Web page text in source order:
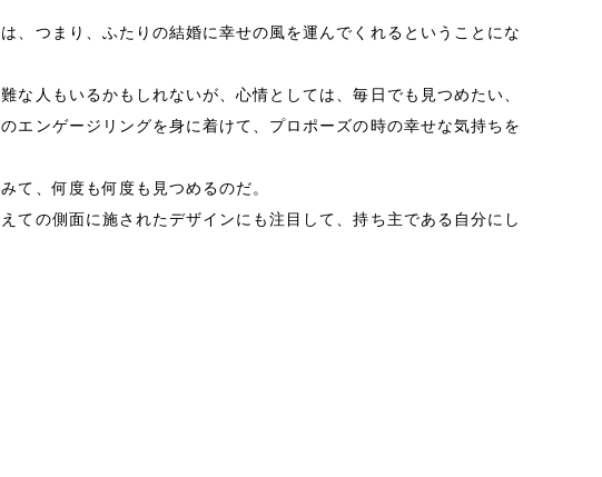
、つまり、ふたりの結婚に幸せの風を運んでくれるということにな
人もいるかもしれないが、心情としては、毎日でも見つめたい、
エンゲージリングを身に着けて、プロポーズの時の幸せな気持ちを
て、何度も何度も見つめるのだ。
ての側面に施されたデザインにも注目して、持ち主である自分にし